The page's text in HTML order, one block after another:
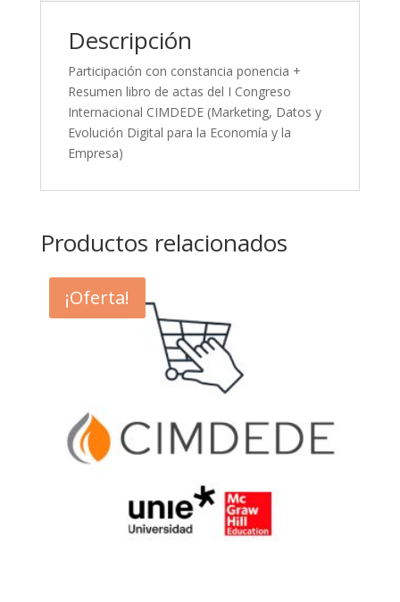
Descripción
Participación con constancia ponencia +
Resumen libro de actas del I Congreso
Internacional CIMDEDE (Marketing, Datos y
Evolución Digital para la Economía y la
Empresa)
Productos relacionados
¡Oferta!